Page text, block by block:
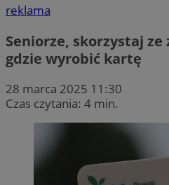
reklama
Seniorze, skorzystaj ze
gdzie wyrobić kartę
28 marca 2025 11:30
Czas czytania: 4 min.